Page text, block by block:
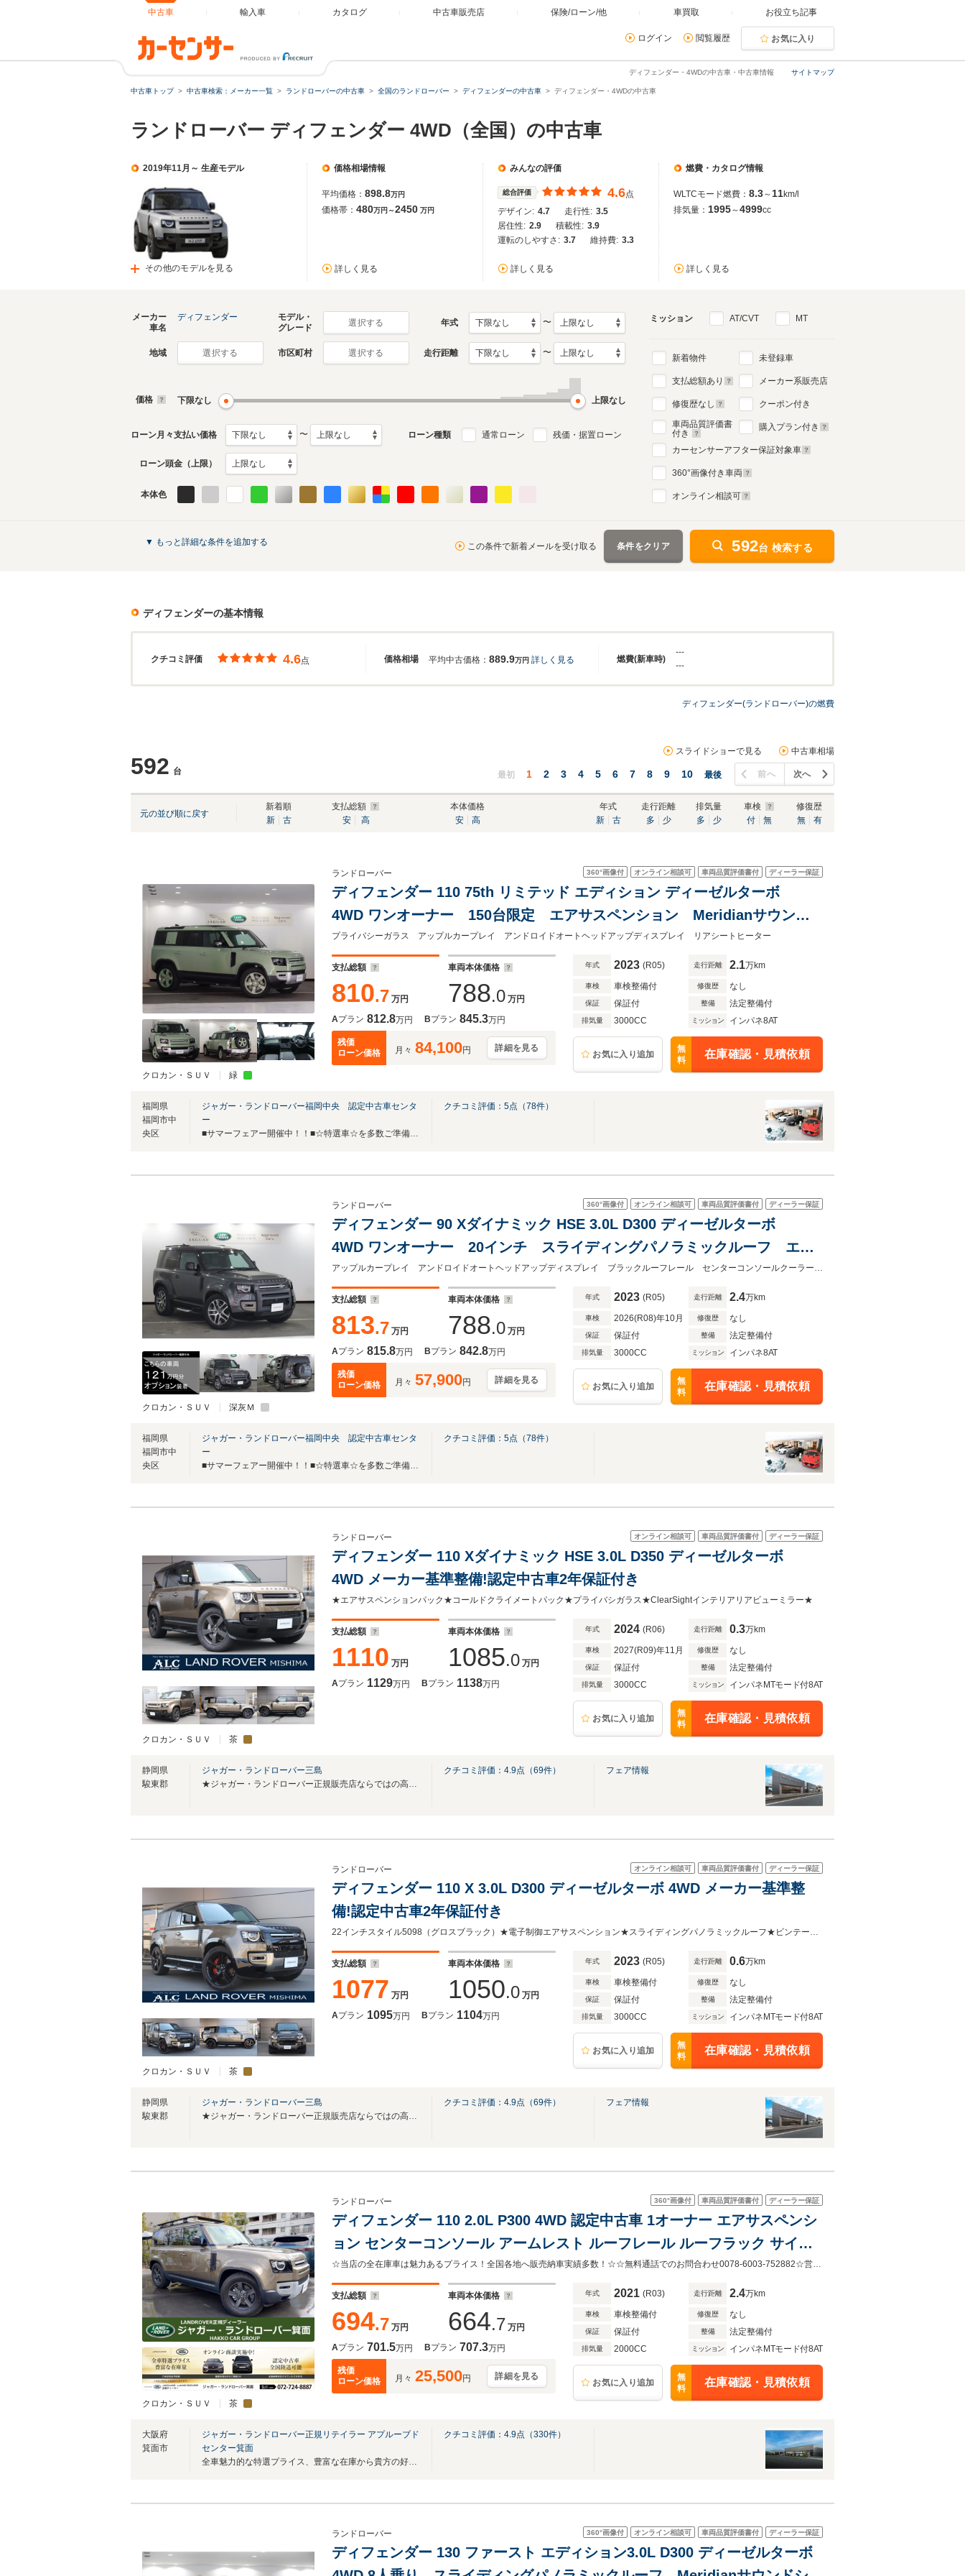
中古車 輸入車 カタログ 中古車販売店 保険/ローン/他 車買取 お役立ち記事
ログイン 閲覧履歴 お気に入り
サイトマップ
ディフェンダー・4WDの中古車・中古車情報
中古車トップ 中古車検索：メーカー一覧 ランドローバーの中古車 全国のランドローバー ディフェンダーの中古車 ディフェンダー・4WDの中古車
ランドローバー ディフェンダー 4WD（全国）の中古車
2019年11月～ 生産モデル
その他のモデルを見る
価格相場情報
平均価格： 898.8万円
価格帯： 480万円～2450 万円
詳しく見る
みんなの評価
総合評価 4.6点
デザイン: 4.7 走行性: 3.5
居住性: 2.9 積載性: 3.9
運転のしやすさ: 3.7 維持費: 3.3
詳しく見る
燃費・カタログ情報
WLTCモード燃費： 8.3～ 11km/l
排気量： 1995～4999cc
詳しく見る
ディフェンダーのカタログを見る
メーカー
車名
ディフェンダー
モデル・
グレード
選択する 年式 〜
地域 選択する 市区町村 選択する 走行距離 〜
価格 下限なし 上限なし
ローン月々支払い価格 〜 ローン種類 通常ローン 残価・据置ローン
ローン頭金（上限）
本体色
ミッション AT/CVT MT
新着物件
支払総額あり
修復歴なし
車両品質評価書
付き
未登録車
メーカー系販売店
クーポン付き
購入プラン付き
カーセンサーアフター保証対象車
360°画像付き車両
オンライン相談可
▼ もっと詳細な条件を追加する この条件で新着メールを受け取る 条件をクリア 592台 検索する
ディフェンダーの基本情報
クチコミ評価 価格相場 燃費(新車時)
4.6点 平均中古価格： 889.9万円 詳しく見る
---
---
ディフェンダー(ランドローバー)の燃費
592 台
スライドショーで見る 中古車相場
最初 1 2 3 4 5 6 7 8 9 10 最後 前へ 次へ
元の並び順に戻す
新着順
新
古
支払総額
安
高
本体価格
安
高
年式
新
古
走行距離
多
少
排気量
多
少
車検
付
無
修復歴
無
有
クロカン・ＳＵＶ 緑
360°画像付 オンライン相談可 車両品質評価書付 ディーラー保証
ランドローバー
ディフェンダー 110 75th リミテッド エディション ディーゼルターボ
4WD ワンオーナー 150台限定 エアサスペンション Meridianサウンド
システム ワイヤレスデバイスチャージング 20インチ フロントシートク
ーラー&ヒーター フロントセンターコンソールクーラー
プライバシーガラス アップルカープレイ アンドロイドオートヘッドアップディスプレイ リアシートヒーター
支払総額
810.7 万円
車両本体価格
788.0 万円
Aプラン 812.8万円 Bプラン 845.3万円
残価
ローン価格
月々 84,100円 詳細を見る
年式 2023 (R05) 走行距離 2.1万km
車検 車検整備付 修復歴 なし
保証 保証付 整備 法定整備付
排気量 3000CC ミッション インパネ8AT
お気に入り追加
無
料
在庫確認・見積依頼
福岡県
福岡市中
央区
ジャガー・ランドローバー福岡中央 認定中古車センタ
ー
■サマーフェアー開催中！！■☆特選車☆を多数ご準備しております■
クチコミ評価： 5点（78件）
クロカン・ＳＵＶ 深灰Ｍ
360°画像付 オンライン相談可 車両品質評価書付 ディーラー保証
ランドローバー
ディフェンダー 90 Xダイナミック HSE 3.0L D300 ディーゼルターボ
4WD ワンオーナー 20インチ スライディングパノラミックルーフ エア
サスペンション ワイヤレスデバイスチャージング Meridianサウンドシス
テム フロントシートヒーター&クーラー ブラックコントラストルーフ
アップルカープレイ アンドロイドオートヘッドアップディスプレイ ブラックルーフレール センターコンソールクーラーボックス
支払総額
813.7 万円
車両本体価格
788.0 万円
Aプラン 815.8万円 Bプラン 842.8万円
残価
ローン価格
月々 57,900円 詳細を見る
年式 2023 (R05) 走行距離 2.4万km
車検 2026(R08)年10月 修復歴 なし
保証 保証付 整備 法定整備付
排気量 3000CC ミッション インパネ8AT
お気に入り追加
無
料
在庫確認・見積依頼
福岡県
福岡市中
央区
ジャガー・ランドローバー福岡中央 認定中古車センタ
ー
■サマーフェアー開催中！！■☆特選車☆を多数ご準備しております■
クチコミ評価： 5点（78件）
クロカン・ＳＵＶ 茶
オンライン相談可 車両品質評価書付 ディーラー保証
ランドローバー
ディフェンダー 110 Xダイナミック HSE 3.0L D350 ディーゼルターボ
4WD メーカー基準整備!認定中古車2年保証付き
★エアサスペンションパック★コールドクライメートパック★プライバシガラス★ClearSightインテリアリアビューミラー★
支払総額
1110 万円
車両本体価格
1085.0 万円
Aプラン 1129万円 Bプラン 1138万円
年式 2024 (R06) 走行距離 0.3万km
車検 2027(R09)年11月 修復歴 なし
保証 保証付 整備 法定整備付
排気量 3000CC ミッション インパネMTモード付8AT
お気に入り追加
無
料
在庫確認・見積依頼
静岡県
駿東郡
ジャガー・ランドローバー三島
★ジャガー・ランドローバー正規販売店ならではの高品質！厳選したお車を展示中★
クチコミ評価： 4.9点（69件） フェア情報
クロカン・ＳＵＶ 茶
オンライン相談可 車両品質評価書付 ディーラー保証
ランドローバー
ディフェンダー 110 X 3.0L D300 ディーゼルターボ 4WD メーカー基準整
備!認定中古車2年保証付き
22インチスタイル5098（グロスブラック）★電子制御エアサスペンション★スライディングパノラミックルーフ★ビンテージタン/エボニー★電動フロントシート（ヒーター＆クーラー
支払総額
1077 万円
車両本体価格
1050.0 万円
Aプラン 1095万円 Bプラン 1104万円
年式 2023 (R05) 走行距離 0.6万km
車検 車検整備付 修復歴 なし
保証 保証付 整備 法定整備付
排気量 3000CC ミッション インパネMTモード付8AT
お気に入り追加
無
料
在庫確認・見積依頼
静岡県
駿東郡
ジャガー・ランドローバー三島
★ジャガー・ランドローバー正規販売店ならではの高品質！厳選したお車を展示中★
クチコミ評価： 4.9点（69件） フェア情報
クロカン・ＳＵＶ 茶
360°画像付 車両品質評価書付 ディーラー保証
ランドローバー
ディフェンダー 110 2.0L P300 4WD 認定中古車 1オーナー エアサスペンシ
ョン センターコンソール アームレスト ルーフレール ルーフラック サイド
ラダーACC/LKA/BSM/RTM サラウンドカメラ AppleCarPlay&Android
Auto 18インチAW
☆当店の全在庫車は魅力あるプライス！全国各地へ販売納車実績多数！☆☆無料通話でのお問合わせ0078‐6003-752882☆営業時間：10:00～18:30 （定休日：火曜日、水曜日）
支払総額
694.7 万円
車両本体価格
664.7 万円
Aプラン 701.5万円 Bプラン 707.3万円
残価
ローン価格
月々 25,500円 詳細を見る
年式 2021 (R03) 走行距離 2.4万km
車検 車検整備付 修復歴 なし
保証 保証付 整備 法定整備付
排気量 2000CC ミッション インパネMTモード付8AT
お気に入り追加
無
料
在庫確認・見積依頼
大阪府
箕面市
ジャガー・ランドローバー正規リテイラー アプルーブド
センター箕面
全車魅力的な特選プライス、豊富な在庫から貴方の好みに合った一台を！
クチコミ評価： 4.9点（330件）
360°画像付 オンライン相談可 車両品質評価書付 ディーラー保証
ランドローバー
ディフェンダー 130 ファースト エディション3.0L D300 ディーゼルターボ